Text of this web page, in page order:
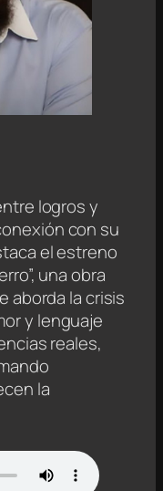
logros y
con su
el estreno
una obra
aborda la crisis
y lenguaje
reales,
la